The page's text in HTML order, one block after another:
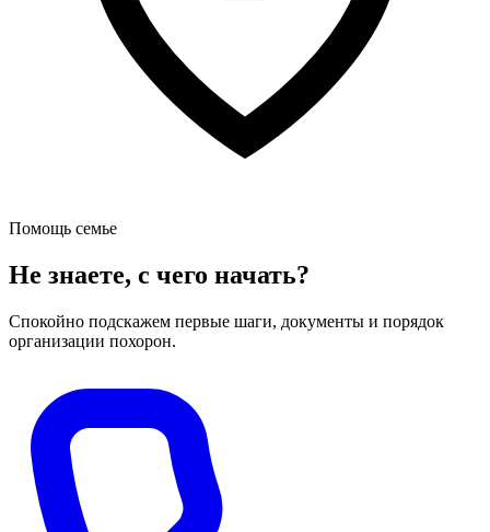
Помощь семье
Не знаете, с чего начать?
Спокойно подскажем первые шаги, документы и порядок
организации похорон.